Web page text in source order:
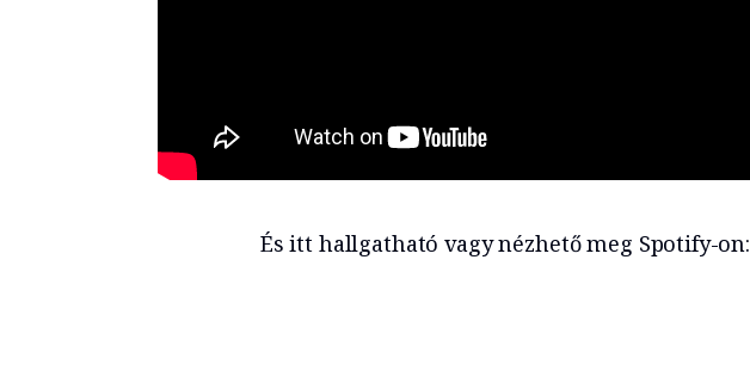
És itt hallgatható vagy nézhető meg Spotify-on: